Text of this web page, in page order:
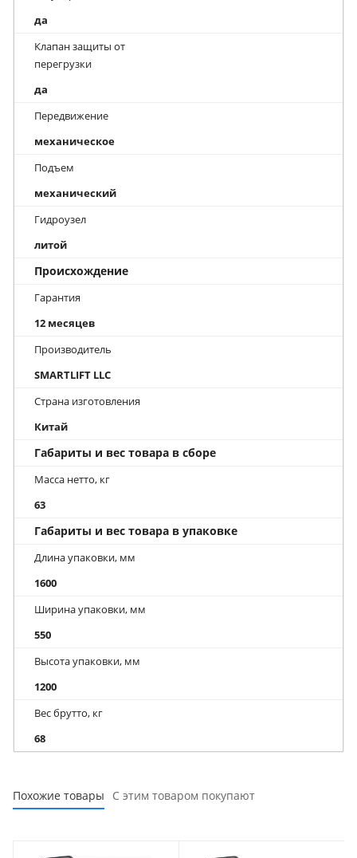
да
Клапан защиты от
перегрузки
да
Передвижение
механическое
Подъем
механический
Гидроузел
литой
Происхождение
Гарантия
12 месяцев
Производитель
SMARTLIFT LLC
Страна изготовления
Китай
Габариты и вес товара в сборе
Масса нетто, кг
63
Габариты и вес товара в упаковке
Длина упаковки, мм
1600
Ширина упаковки, мм
550
Высота упаковки, мм
1200
Вес брутто, кг
68
Похожие товары С этим товаром покупают